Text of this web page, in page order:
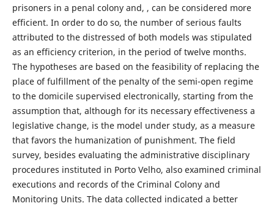
prisoners in a penal colony and, , can be considered more
efficient. In order to do so, the number of serious faults
attributed to the distressed of both models was stipulated
as an efficiency criterion, in the period of twelve months.
The hypotheses are based on the feasibility of replacing the
place of fulfillment of the penalty of the semi-open regime
to the domicile supervised electronically, starting from the
assumption that, although for its necessary effectiveness a
legislative change, is the model under study, as a measure
that favors the humanization of punishment. The field
survey, besides evaluating the administrative disciplinary
procedures instituted in Porto Velho, also examined criminal
executions and records of the Criminal Colony and
Monitoring Units. The data collected indicated a better